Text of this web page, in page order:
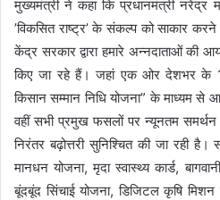
मुख्यमंत्री ने कहा कि प्रधानमंत्री नरेंद्र
’विकसित राष्ट्र’ के संकल्प को साकार
केंद्र सरकार द्वारा हमारे अन्नदाताओं की
किए जा रहे हैं। जहां एक ओर देशभर के 11
किसान सम्मान निधि योजना” के माध्यम से
वहीं सभी प्रमुख फसलों पर न्यूनतम
निरंतर बढ़ोत्तरी सुनिश्चित की जा रही
मानधन योजना, मृदा स्वास्थ्य कार्ड,
बूंदबूंद सिंचाई योजना, डिजिटल कृषि मिशन